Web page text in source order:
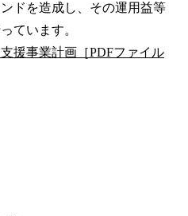
ドを造成し、その運用益等
ています。
援事業計画［PDFファイル